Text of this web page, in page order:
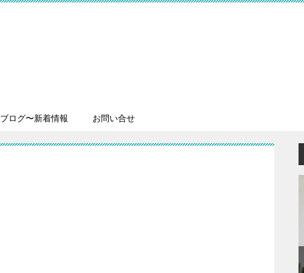
ブログ〜新着情報 お問い合せ